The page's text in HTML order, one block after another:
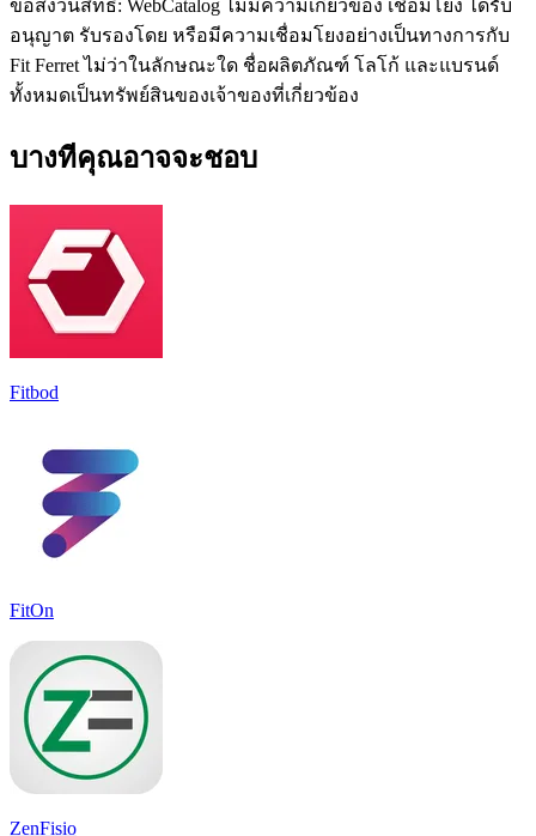
ข้อสงวนสิทธิ์: WebCatalog ไม่มีความเกี่ยวข้อง เชื่อมโยง ได้รับ
อนุญาต รับรองโดย หรือมีความเชื่อมโยงอย่างเป็นทางการกับ
Fit Ferret ไม่ว่าในลักษณะใด ชื่อผลิตภัณฑ์ โลโก้ และแบรนด์
ทั้งหมดเป็นทรัพย์สินของเจ้าของที่เกี่ยวข้อง
บางทีคุณอาจจะชอบ
Fitbod
FitOn
ZenFisio